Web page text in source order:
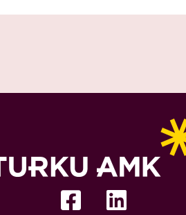
Facebook-
Linkedin